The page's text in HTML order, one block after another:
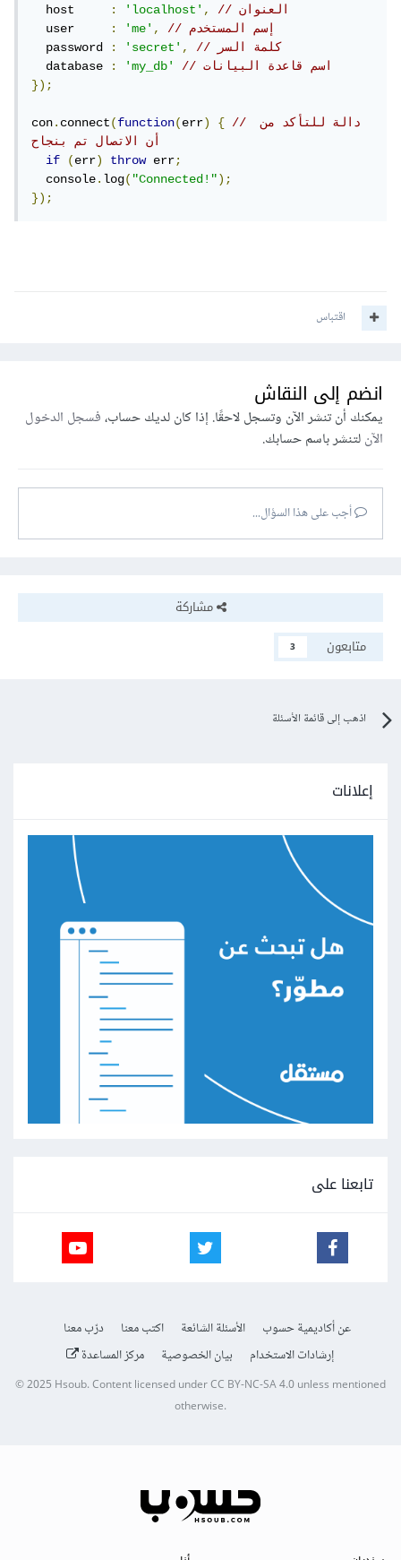
  host
: 'localhost',
  user
: 'me',
// إسم المستخدم
  password
: 'secret',
// كلمة السر
  database
: 'my_db'
// اسم قاعدة البيانات
});
con.connect(function(err) {
// دالة للتأكد من
أن الاتصال تم بنجاح
if
(err) throw err;
  console
.log("Connected!");
});
اقتباس
انضم إلى النقاش
يمكنك أن تنشر الآن وتسجل لاحقًا. إذا كان لديك حساب،فسجل الدخول
الآنلتنشر باسم حسابك.
أجب على هذا السؤال...
مشاركة
متابعون
3
اذهب إلى قائمة الأسئلة
إعلانات
تابعنا على
عن أكاديمية حسوب الأسئلة الشائعة اكتب معنا
درّب معنا
إرشادات الاستخدام
بيان الخصوصية مركز المساعدة
© 2025Hsoub.Content licensed underCC BY-NC-SA 4.0unless mentioned
otherwise.